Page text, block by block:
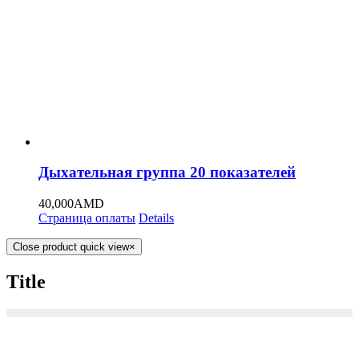
Дыхательная группа 20 показателей
40,000AMD
Страница оплаты Details
Close product quick view×
Title